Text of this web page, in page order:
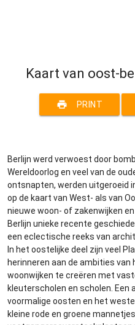
Kaart van oost-
print PRINT
Berlijn werd verwoest door
Wereldoorlog en veel van de
ontsnapten, werden uitgeroeid
op de kaart van West- als van
nieuwe woon- of zakenwijken
Berlijn unieke recente
een eclectische reeks van
In het oostelijke deel zijn veel
herinneren aan de ambities
woonwijken te creëren met
kleuterscholen en scholen. Een
voormalige oosten en het
kleine rode en groene